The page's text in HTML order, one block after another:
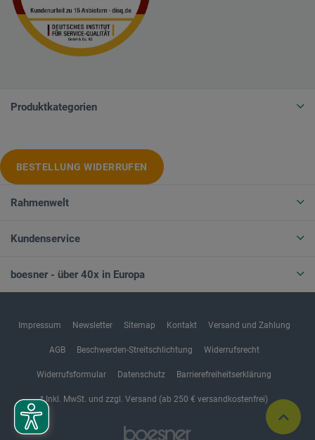
Produktkategorien
BESTELLUNG WIDERRUFEN
Rahmenwelt
Kundenservice
boesner - über 40x in Europa
Impressum Newsletter Sitemap Kontakt Versand und Zahlung
AGB Beschwerden-Streitschlichtung Widerrufsrecht
Widerrufsformular Datenschutz Barrierefreiheitserklärung
* Inkl. MwSt. und zzgl. Versand (ab 250 € versandkostenfrei)